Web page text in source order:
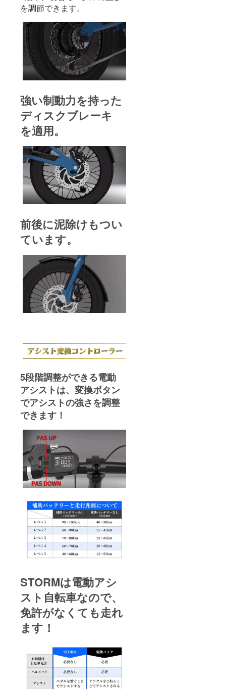
を調節できます。
強い制動力を持った
ディスクブレーキ
を適用。
前後に泥除けもつい
ています。
5段階調整ができる電動
アシストは、変換ボタン
でアシストの強さを調整
できます！
STORMは電動アシ
スト自転車なので、
免許がなくても走れ
ます！